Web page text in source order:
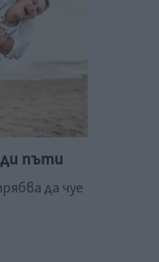
пъти
да чуе